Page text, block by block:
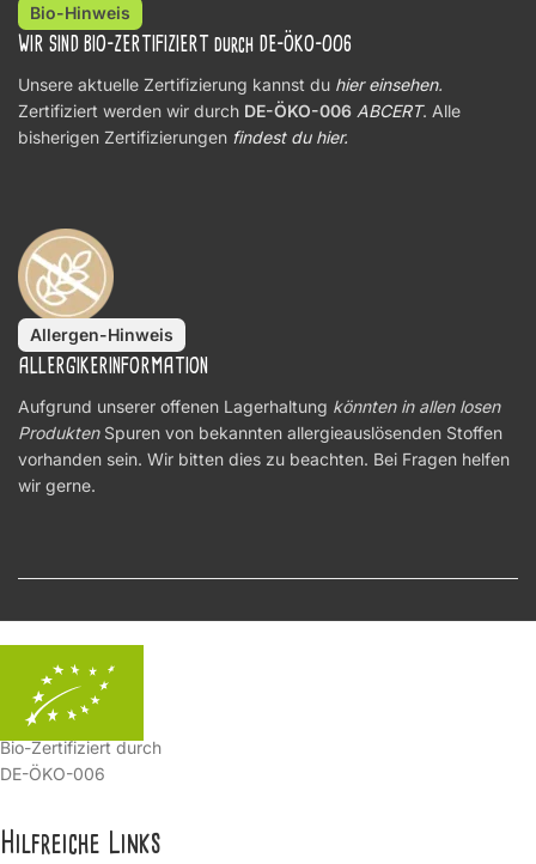
Bio-Hinweis
WIR SIND BIO-ZERTIFIZIERT durch DE-ÖKO-006
Unsere aktuelle Zertifizierung kannst du hier einsehen.
Zertifiziert werden wir durch DE-ÖKO-006 ABCERT. Alle
bisherigen Zertifizierungen findest du hier.
Allergen-Hinweis
ALLERGIKERINFORMATION
Aufgrund unserer offenen Lagerhaltung könnten in allen losen
ProduktenSpuren von bekannten allergieauslösenden Stoffen
vorhanden sein. Wir bitten dies zu beachten. Bei Fragen helfen
wir gerne.
Bio-Zertifiziert durch
DE-ÖKO-006
Hilfreiche Links